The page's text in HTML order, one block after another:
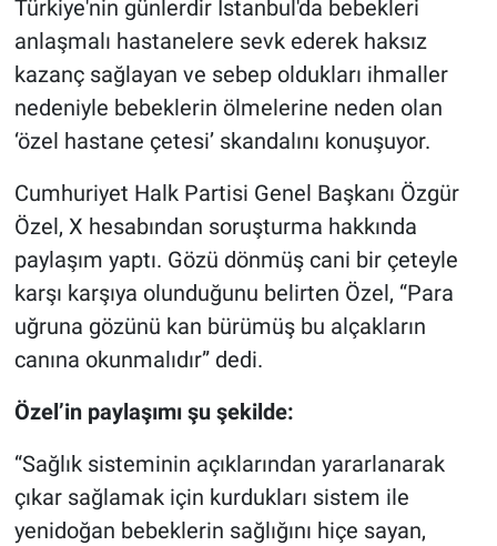
Türkiye'nin günlerdir İstanbul'da bebekleri
anlaşmalı hastanelere sevk ederek haksız
kazanç sağlayan ve sebep oldukları ihmaller
nedeniyle bebeklerin ölmelerine neden olan
‘özel hastane çetesi’ skandalını konuşuyor.
Cumhuriyet Halk Partisi Genel Başkanı Özgür
Özel, X hesabından soruşturma hakkında
paylaşım yaptı. Gözü dönmüş cani bir çeteyle
karşı karşıya olunduğunu belirten Özel, “Para
uğruna gözünü kan bürümüş bu alçakların
canına okunmalıdır” dedi.
Özel’in paylaşımı şu şekilde:
“Sağlık sisteminin açıklarından yararlanarak
çıkar sağlamak için kurdukları sistem ile
yenidoğan bebeklerin sağlığını hiçe sayan,
Gündem Özel
Günün görüntüsü
İlan
Kimdir
Koronavirüs
Nedir